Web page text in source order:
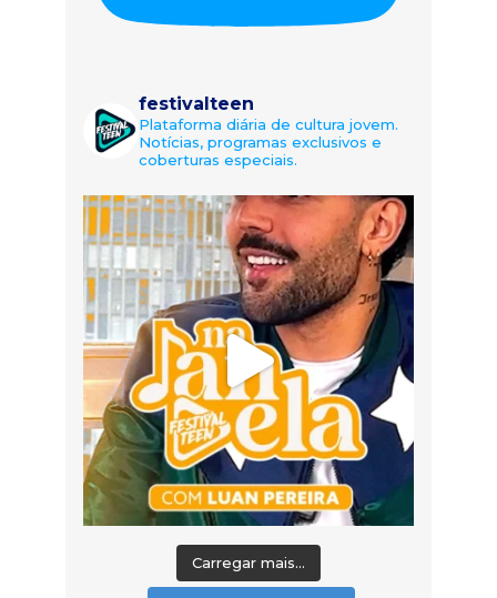
festivalteen
Plataforma diária de cultura jovem.
Notícias, programas exclusivos e
coberturas especiais.
Carregar mais...